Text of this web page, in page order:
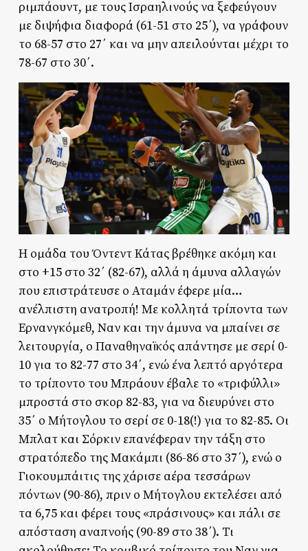
ριμπάουντ, με τους Ισραηλινούς να ξεφεύγουν
με διψήφια διαφορά (61-51 στο 25΄), να γράφουν
το 68-57 στο 27΄ και να μην απειλούνται μέχρι το
78-67 στο 30΄.
Η ομάδα του Όντεντ Κάτας βρέθηκε ακόμη και
στο +15 στο 32΄ (82-67), αλλά η άμυνα αλλαγών
που επιστράτευσε ο Αταμάν έφερε μία…
ανέλπιστη ανατροπή! Με κολλητά τρίποντα των
Ερνανγκόμεθ, Ναν και την άμυνα να μπαίνει σε
λειτουργία, ο Παναθηναϊκός απάντησε με σερί 0-
10 για το 82-77 στο 34΄, ενώ ένα λεπτό αργότερα
το τρίποντο του Μπράουν έβαλε το «τριφύλλι»
μπροστά στο σκορ 82-83, για να διευρύνει στο
35΄ ο Μήτογλου το σερί σε 0-18(!) για το 82-85. Οι
Μπλατ και Σόρκιν επανέφεραν την τάξη στο
στρατόπεδο της Μακάμπι (86-86 στο 37΄), ενώ ο
Γιοκουμπάιτις της χάρισε αέρα τεσσάρων
πόντων (90-86), πριν ο Μήτογλου εκτελέσει από
τα 6,75 και φέρει τους «πράσινους» και πάλι σε
απόσταση αναπνοής (90-89 στο 38΄). Τι